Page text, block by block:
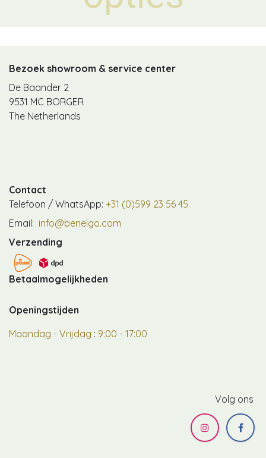
Bezoek showroom & service center
De Baander 2
9531 MC BORGER
The Netherlands
Contact
Telefoon / WhatsApp: +31 (0)599 23 56 45
Email: info@benelgo.com
Verzending
Betaalmogelijkheden
Openingstijden
Maandag - Vrijdag : 9:00 - 17:00
Volg ons